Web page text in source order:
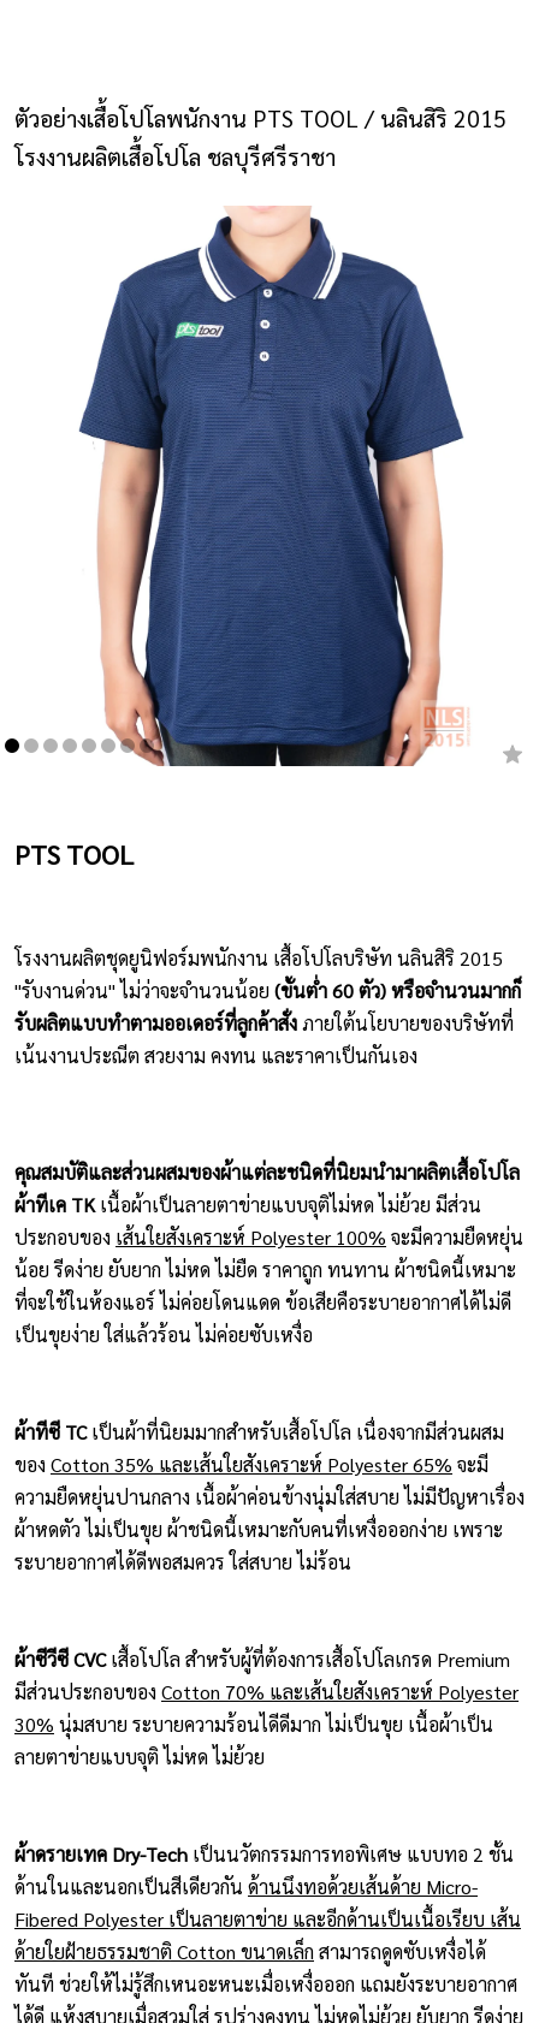
ติดต่อเรา
โปรแกรมออกแบบยูนิฟอร์ม
เสื้อแจ็คเก็ต
เสื้อยืดคอกลม
ผ้ากันเปื้อน
ชุดคลุมท้อง
ชุดหมี
ตัวอย่างปกเสื้อโปโล
ตัวอย่างแขนเสื้อโปโล
ตัวอย่างเสื้อโปโลพนักงาน PTS TOOL / นลินสิริ 2015
โรงงานผลิตเสื้อโปโล ชลบุรีศรีราชา
PTS TOOL
โรงงานผลิตชุดยูนิฟอร์มพนักงาน เสื้อโปโลบริษัท นลินสิริ 2015
"รับงานด่วน" ไม่ว่าจะจำนวนน้อย (ขั้นต่ำ 60 ตัว) หรือจำนวนมากก็
รับผลิตแบบทำตามออเดอร์ที่ลูกค้าสั่งภายใต้นโยบายของบริษัทที่
เน้นงานประณีต สวยงาม คงทน และราคาเป็นกันเอง
คุณสมบัติและส่วนผสมของผ้าแต่ละชนิดที่นิยมนำมาผลิตเสื้อโปโล
ผ้าทีเค TKเนื้อผ้าเป็นลายตาข่ายแบบจุติไม่หด ไม่ย้วย มีส่วน
ประกอบของ เส้นใยสังเคราะห์ Polyester 100% จะมีความยืดหยุ่น
น้อย รีดง่าย ยับยาก ไม่หด ไม่ยืด ราคาถูก ทนทาน ผ้าชนิดนี้เหมาะ
ที่จะใช้ในห้องแอร์ ไม่ค่อยโดนแดด ข้อเสียคือระบายอากาศได้ไม่ดี
เป็นขุยง่าย ใส่แล้วร้อน ไม่ค่อยซับเหงื่อ
ผ้าทีซี TCเป็นผ้าที่นิยมมากสำหรับเสื้อโปโล เนื่องจากมีส่วนผสม
ของ Cotton 35% และเส้นใยสังเคราะห์ Polyester 65% จะมี
ความยืดหยุ่นปานกลาง เนื้อผ้าค่อนข้างนุ่มใส่สบาย ไม่มีปัญหาเรื่อง
ผ้าหดตัว ไม่เป็นขุย ผ้าชนิดนี้เหมาะกับคนที่เหงื่อออกง่าย เพราะ
ระบายอากาศได้ดีพอสมควร ใส่สบาย ไม่ร้อน
ผ้าซีวีซี CVCเสื้อโปโล สำหรับผู้ที่ต้องการเสื้อโปโลเกรด Premium
มีส่วนประกอบของ Cotton 70% และเส้นใยสังเคราะห์ Polyester
30% นุ่มสบาย ระบายความร้อนไดีดีมาก ไม่เป็นขุย เนื้อผ้าเป็น
ลายตาข่ายแบบจุติ ไม่หด ไม่ย้วย
ผ้าดรายเทค Dry-Tech เป็นนวัตกรรมการทอพิเศษ แบบทอ 2 ชั้น
ด้านในและนอกเป็นสีเดียวกัน ด้านนึงทอด้วยเส้นด้าย Micro-
Fibered Polyester เป็นลายตาข่าย และอีกด้านเป็นเนื้อเรียบ เส้น
ด้ายใยฝ้ายธรรมชาติ Cotton ขนาดเล็ก สามารถดูดซับเหงื่อได้
ทันที ช่วยให้ไม่รู้สึกเหนอะหนะเมื่อเหงื่อออก แถมยังระบายอากาศ
ได้ดี แห้งสบายเมื่อสวมใส่ รูปร่างคงทน ไม่หดไม่ย้วย ยับยาก รีดง่าย